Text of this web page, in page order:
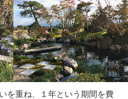
を重ね、１年という期間を費